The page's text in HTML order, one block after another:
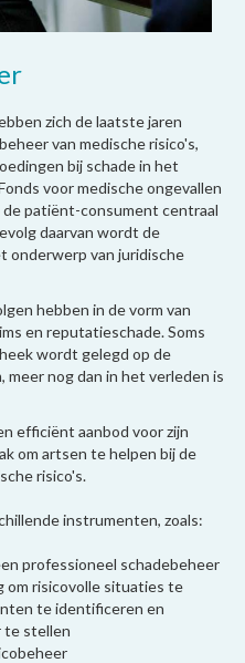
zich de laatste jaren
van medische risico's,
bij schade in het
voor medische ongevallen
patiënt-consument centraal
daarvan wordt de
onderwerp van juridische
hebben in de vorm van
en reputatieschade. Soms
wordt gelegd op de
nog dan in het verleden is
efficiënt aanbod voor zijn
om artsen te helpen bij de
risico's.
instrumenten, zoals:
professioneel schadebeheer
om risicovolle situaties te
te identificeren en
te stellen